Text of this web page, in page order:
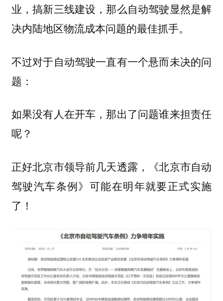
业，搞新三线建设，那么自动驾驶显然是解
决内陆地区物流成本问题的最佳抓手。
不过对于自动驾驶一直有一个悬而未决的问
题：
如果没有人在开车，那出了问题谁来担责任
呢？
正好北京市领导前几天透露，《北京市自动
驾驶汽车条例》可能在明年就要正式实施
了！